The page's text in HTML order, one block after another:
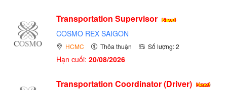
Transportation Supervisor
COSMO REX SAIGON
HCMC Thỏa thuận Số lượng: 2
Hạn cuối: 20/08/2026
Transportation Coordinator (Driver)